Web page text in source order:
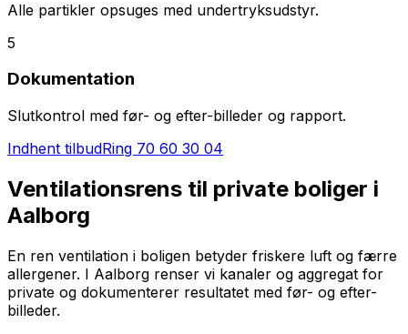
Alle partikler opsuges med undertryksudstyr.
5
Dokumentation
Slutkontrol med før- og efter-billeder og rapport.
Indhent tilbudRing 70 60 30 04
Ventilationsrens til private boliger i
Aalborg
En ren ventilation i boligen betyder friskere luft og færre
allergener. I Aalborg renser vi kanaler og aggregat for
private og dokumenterer resultatet med før- og efter-
billeder.